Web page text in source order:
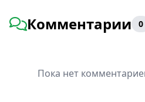
Комментарии 0
Пока нет